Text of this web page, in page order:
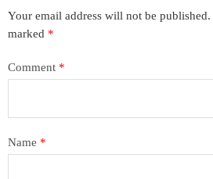
Your email address will not be published.
marked *
Comment *
Name *